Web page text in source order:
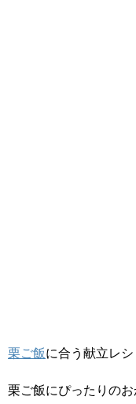
栗ご飯に合う献立レシ
栗ご飯にぴったりの